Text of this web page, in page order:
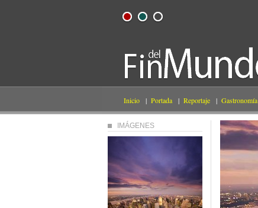
Inicio | Portada | Reportaje | Gastronomía
IMÁGENES